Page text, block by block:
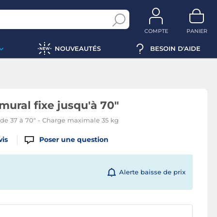
COMPTE PANIER
NOUVEAUTÉS BESOIN D'AIDE
fixe jusqu'à 70"
37 à 70" - Charge maximale 35 kg
Poser une question
Alerte baisse de prix